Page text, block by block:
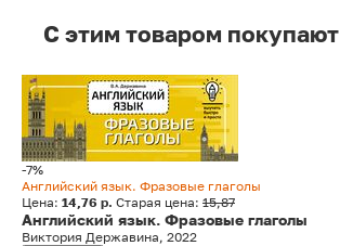
C этим товаром покупают
-7%
Английский язык. Фразовые глаголы
Цена: 14,76 р. Старая цена: 15,87
Английский язык. Фразовые глаголы
Виктория Державина, 2022